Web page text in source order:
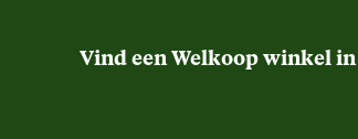
Vind een Welkoop winkel